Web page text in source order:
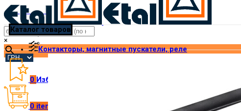
pmp@etal.ua
×
0 Избранное
0 items
Каталог товаров
Контакторы, магнитные пускатели, реле